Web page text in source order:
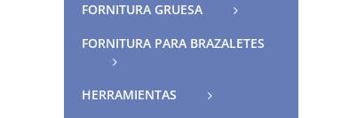
FORNITURA GRUESA
FORNITURA PARA BRAZALETES
HERRAMIENTAS